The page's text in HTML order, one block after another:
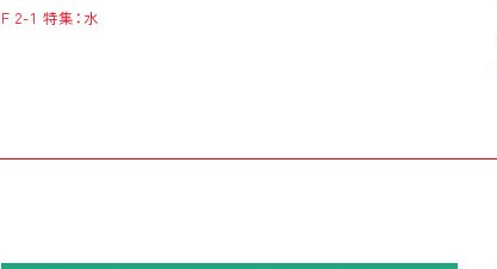
F 2-1 特集：水